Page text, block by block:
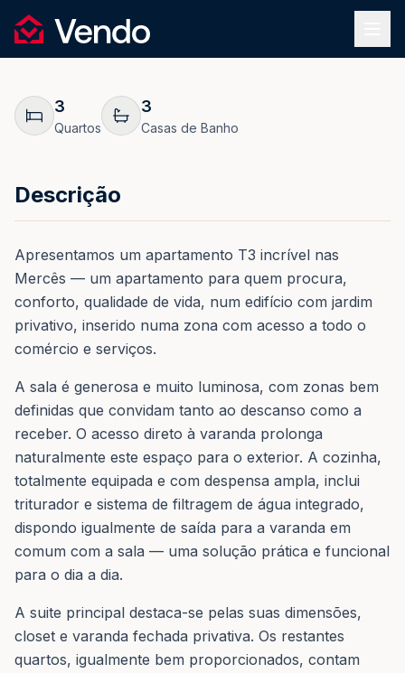
Vendo
3
Quartos
3
Casas de Banho
Descrição
Apresentamos um apartamento T3 incrível nas
Mercês — um apartamento para quem procura,
conforto, qualidade de vida, num edifício com jardim
privativo, inserido numa zona com acesso a todo o
comércio e serviços.
A sala é generosa e muito luminosa, com zonas bem
definidas que convidam tanto ao descanso como a
receber. O acesso direto à varanda prolonga
naturalmente este espaço para o exterior. A cozinha,
totalmente equipada e com despensa ampla, inclui
triturador e sistema de filtragem de água integrado,
dispondo igualmente de saída para a varanda em
comum com a sala — uma solução prática e funcional
para o dia a dia.
A suite principal destaca-se pelas suas dimensões,
closet e varanda fechada privativa. Os restantes
quartos, igualmente bem proporcionados, contam